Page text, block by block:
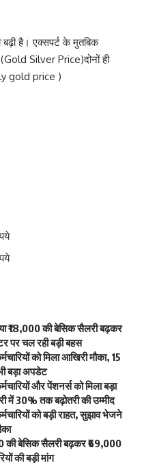
बढ़ी है। एक्सपर्ट के मुतबिक
Silver Price)दोनों ही
gold price )
की बेसिक सैलरी बढ़कर
पर चल रही बड़ी बहस
को मिला आखिरी मौका, 15
बड़ा अपडेट
और पेंशनर्स को मिला बड़ा
30% तक बढ़ोतरी की उम्मीद
को बड़ी राहत, सुझाव भेजने
की बेसिक सैलरी बढ़कर ₹69,000
की बड़ी मांग